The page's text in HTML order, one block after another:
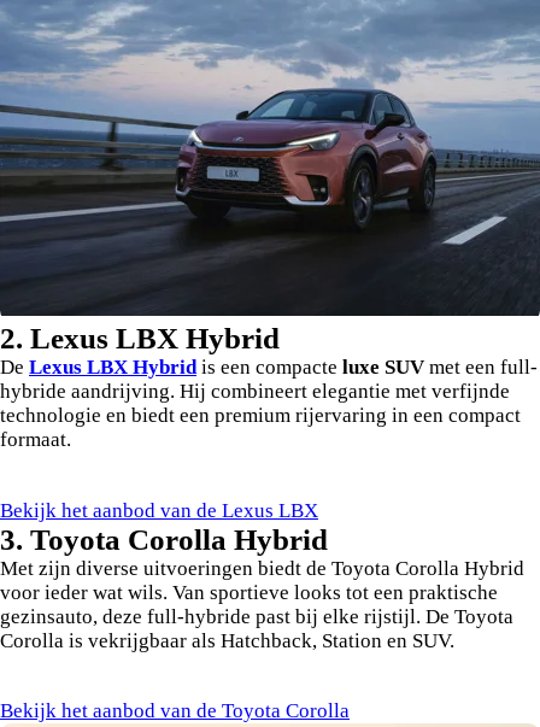
2. Lexus LBX Hybrid
De Lexus LBX Hybridis een compacte luxe SUV met een full-
hybride aandrijving. Hij combineert elegantie met verfijnde
technologie en biedt een premium rijervaring in een compact
formaat.
Bekijk het aanbod van de Lexus LBX
3. Toyota Corolla Hybrid
Met zijn diverse uitvoeringen biedt de Toyota Corolla Hybrid
voor ieder wat wils. Van sportieve looks tot een praktische
gezinsauto, deze full-hybride past bij elke rijstijl. De Toyota
Corolla is vekrijgbaar als Hatchback, Station en SUV.
Bekijk het aanbod van de Toyota Corolla